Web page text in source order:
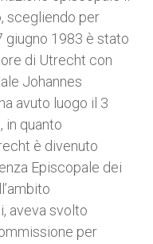
scegliendo per
giugno 1983 è stato
di Utrecht con
Johannes
avuto luogo il 3
in quanto
è divenuto
Episcopale dei
aveva svolto
per